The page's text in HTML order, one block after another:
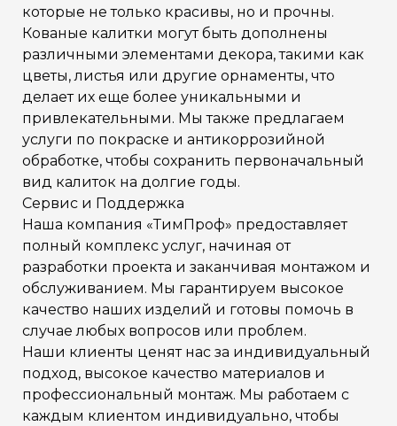
которые не только красивы, но и прочны.
Кованые калитки могут быть дополнены
различными элементами декора, такими как
цветы, листья или другие орнаменты, что
делает их еще более уникальными и
привлекательными. Мы также предлагаем
услуги по покраске и антикоррозийной
обработке, чтобы сохранить первоначальный
вид калиток на долгие годы.
Сервис и Поддержка
Наша компания «ТимПроф» предоставляет
полный комплекс услуг, начиная от
разработки проекта и заканчивая монтажом и
обслуживанием. Мы гарантируем высокое
качество наших изделий и готовы помочь в
случае любых вопросов или проблем.
Наши клиенты ценят нас за индивидуальный
подход, высокое качество материалов и
профессиональный монтаж. Мы работаем с
каждым клиентом индивидуально, чтобы